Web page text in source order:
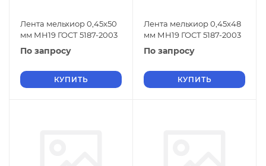
Лента мельхиор 0,45х50
мм МН19 ГОСТ 5187-2003
По запросу
КУПИТЬ
Лента мельхиор 0,45х48
мм МН19 ГОСТ 5187-2003
По запросу
КУПИТЬ